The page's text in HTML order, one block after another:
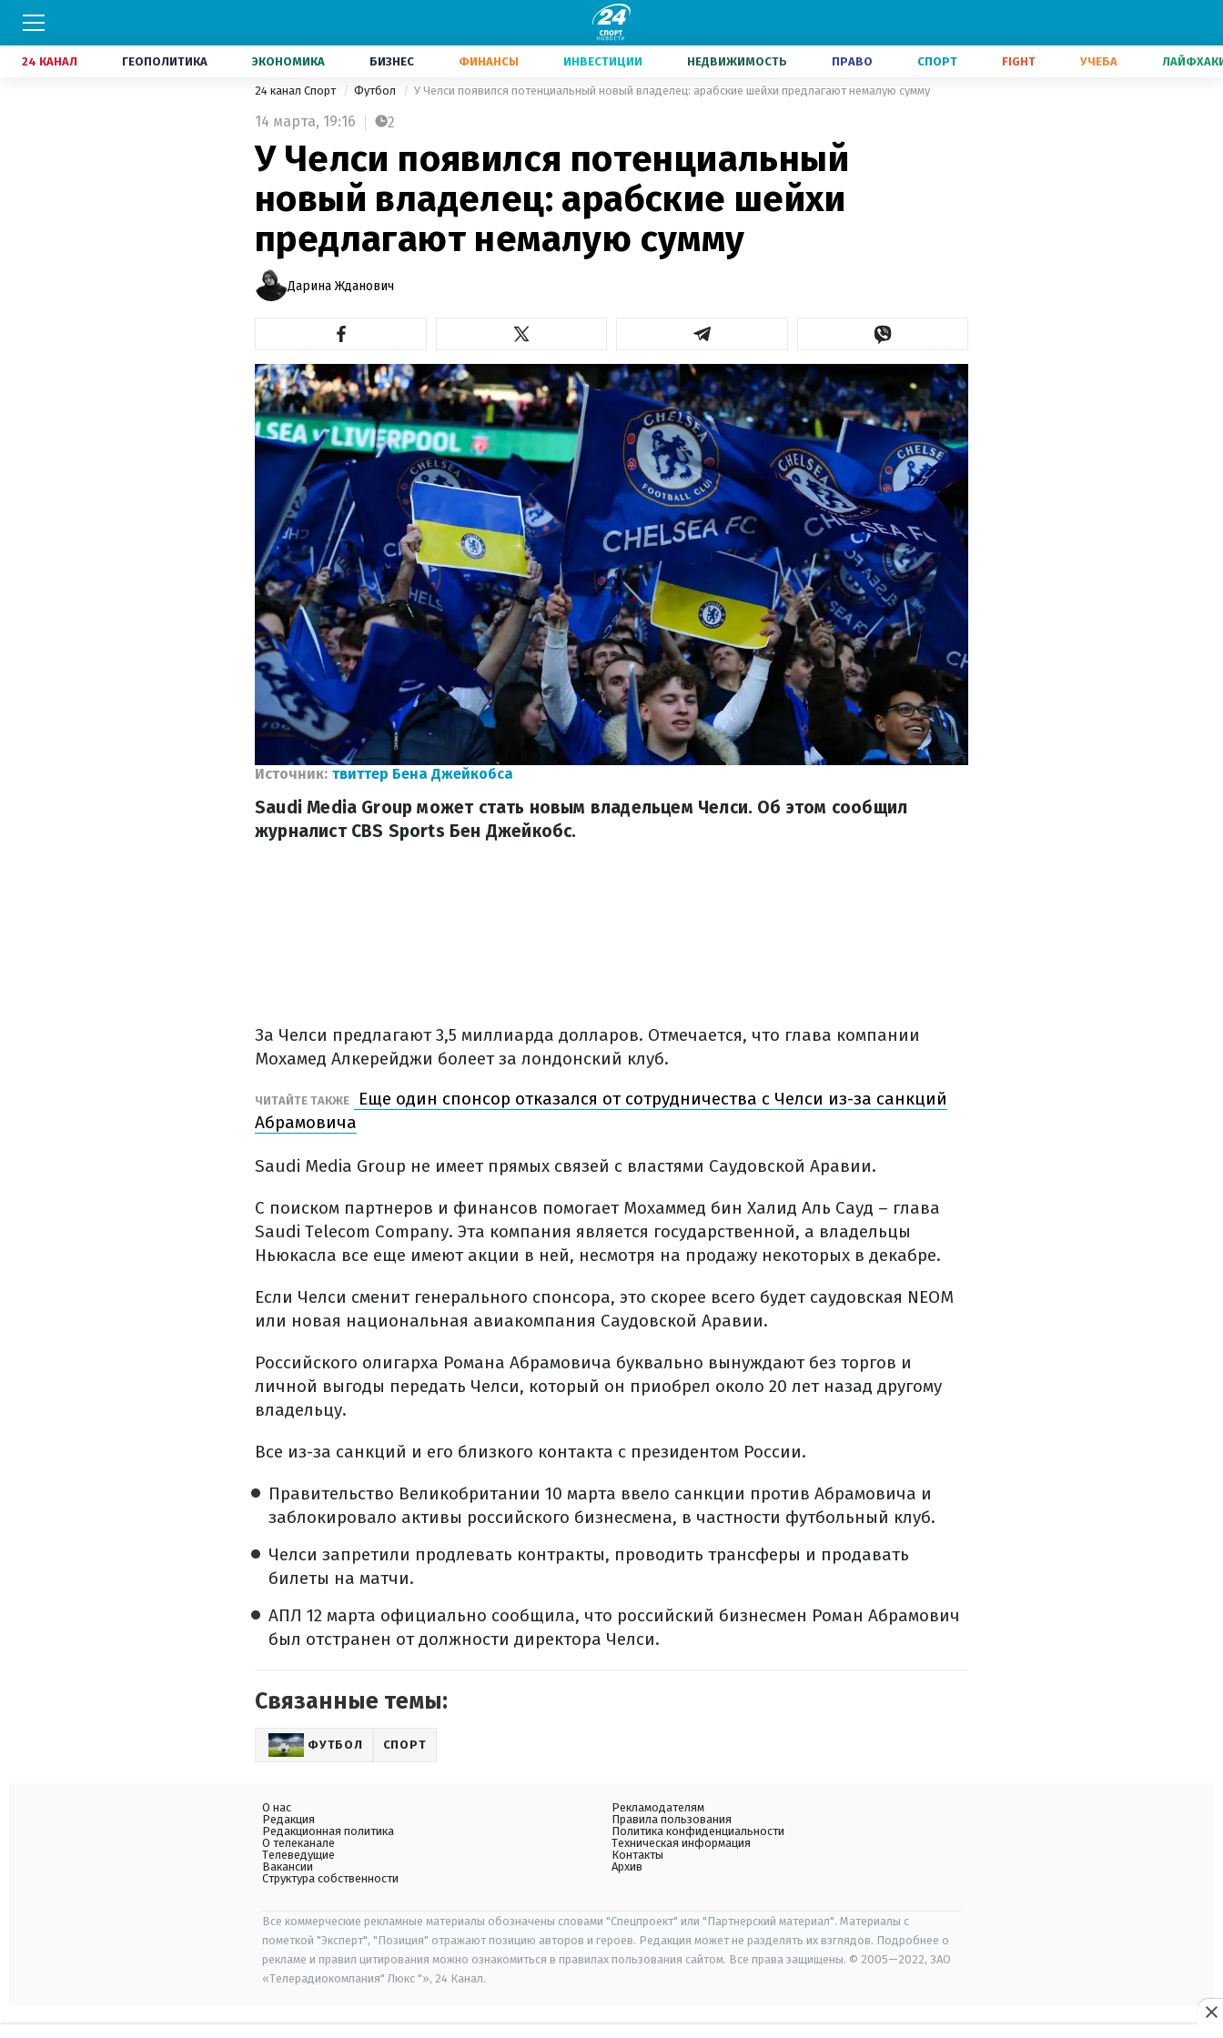
24 КАНАЛ ГЕОПОЛИТИКА ЭКОНОМИКА БИЗНЕС ФИНАНСЫ ИНВЕСТИЦИИ НЕДВИЖИМОСТЬ ПРАВО СПОРТ FIGHT УЧЕБА
24 канал Спорт Футбол У Челси появился потенциальный новый владелец: арабские шейхи предлагают немалую сумму
14 марта, 19:16 2
У Челси появился потенциальный
новый владелец: арабские шейхи
предлагают немалую сумму
Дарина Жданович
Источник: твиттер Бена Джейкобса
Saudi Media Group может стать новым владельцем Челси. Об этом сообщил
журналист CBS Sports Бен Джейкобс.
За Челси предлагают 3,5 миллиарда долларов. Отмечается, что глава компании
Мохамед Алкерейджи болеет за лондонский клуб.
ЧИТАЙТЕ ТАКЖЕ
Еще один спонсор отказался от сотрудничества с Челси из-за санкций
Абрамовича
Saudi Media Group не имеет прямых связей с властями Саудовской Аравии.
С поиском партнеров и финансов помогает Мохаммед бин Халид Аль Сауд – глава
Saudi Telecom Company. Эта компания является государственной, а владельцы
Ньюкасла все еще имеют акции в ней, несмотря на продажу некоторых в декабре.
Если Челси сменит генерального спонсора, это скорее всего будет саудовская NEOM
или новая национальная авиакомпания Саудовской Аравии.
Российского олигарха Романа Абрамовича буквально вынуждают без торгов и
личной выгоды передать Челси, который он приобрел около 20 лет назад другому
владельцу.
Все из-за санкций и его близкого контакта с президентом России.
Правительство Великобритании 10 марта ввело санкции против Абрамовича и
заблокировало активы российского бизнесмена, в частности футбольный клуб.
Челси запретили продлевать контракты, проводить трансферы и продавать
билеты на матчи.
АПЛ 12 марта официально сообщила, что российский бизнесмен Роман Абрамович
был отстранен от должности директора Челси.
Связанные темы:
ФУТБОЛ СПОРТ
О нас
Редакция
Редакционная политика
О телеканале
Телеведущие
Вакансии
Структура собственности
Рекламодателям
Правила пользования
Политика конфиденциальности
Техническая информация
Контакты
Архив
Все коммерческие рекламные материалы обозначены словами "Спецпроект" или "Партнерский материал". Материалы с
пометкой "Эксперт", "Позиция" отражают позицию авторов и героев. Редакция может не разделять их взглядов. Подробнее о
рекламе и правил цитирования можно ознакомиться в правилах пользования сайтом. Все права защищены. © 2005—2022, ЗАО
«Телерадиокомпания" Люкс "», 24 Канал.